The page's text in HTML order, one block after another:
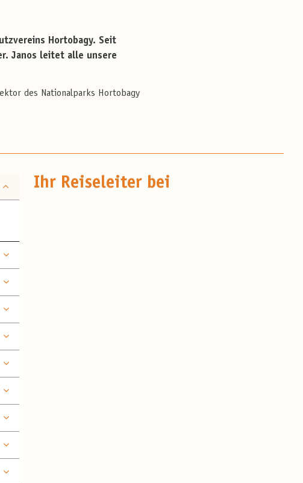
Hortobagy. Seit
Janos leitet alle unsere
des Nationalparks Hortobagy
Ihr Reiseleiter bei